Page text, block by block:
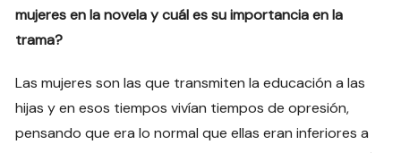
mujeres en la novela y cuál es su importancia en la
trama?
Las mujeres son las que transmiten la educación a las
hijas y en esos tiempos vivían tiempos de opresión,
pensando que era lo normal que ellas eran inferiores a